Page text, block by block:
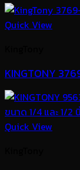
Quick View
KINGTONY
Quick View